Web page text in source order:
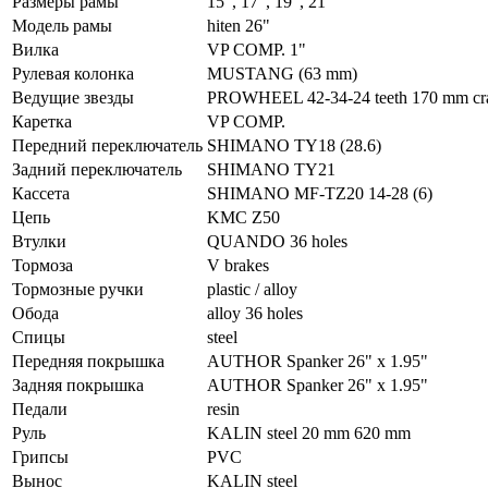
Модель рамы
hiten 26"
Вилка
VP COMP. 1"
Рулевая колонка
MUSTANG (63 mm)
Ведущие звезды
PROWHEEL 42-34-24 teeth 170 mm
Каретка
VP COMP.
Передний переключатель SHIMANO TY18 (28.6)
Задний переключатель
SHIMANO TY21
Кассета
SHIMANO MF-TZ20 14-28 (6)
Цепь
KMC Z50
Втулки
QUANDO 36 holes
Тормоза
V brakes
Тормозные ручки
plastic / alloy
Обода
alloy 36 holes
Спицы
steel
Передняя покрышка
AUTHOR Spanker 26" x 1.95"
Задняя покрышка
AUTHOR Spanker 26" x 1.95"
Педали
resin
Руль
KALIN steel 20 mm 620 mm
Грипсы
PVC
Вынос
KALIN steel